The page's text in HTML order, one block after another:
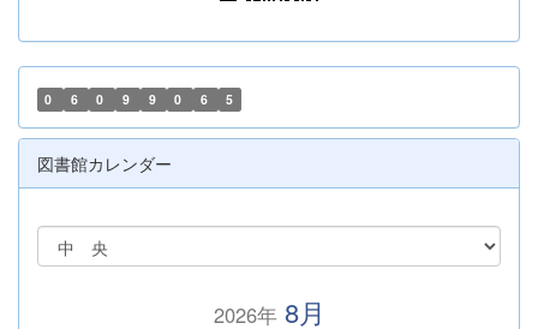
0 6 0 9 9 0 6 5
図書館カレンダー
2026年8月